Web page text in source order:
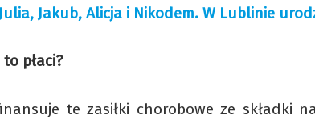
Julia, Jakub, Alicja i Nikodem. W Lublinie
płaci?
te zasiłki chorobowe ze składki